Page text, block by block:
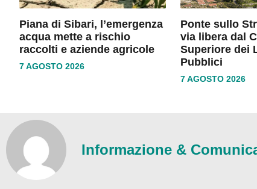
Piana di Sibari, l’emergenza
acqua mette a rischio
raccolti e aziende agricole
7 AGOSTO 2026
Ponte sullo
via libera dal
Superiore dei
Pubblici
7 AGOSTO 2026
Informazione &